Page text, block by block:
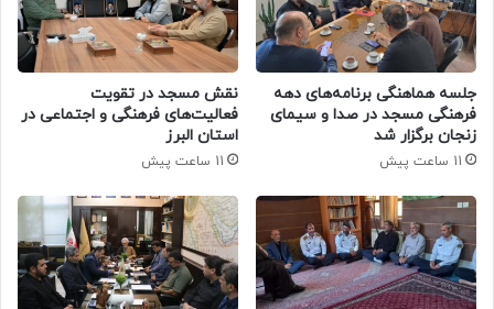
جلسه هماهنگی برنامه‌های دهه
فرهنگی مسجد در صدا و سیمای
زنجان برگزار شد
11 ساعت پیش
نقش مسجد در تقویت
فعالیت‌های فرهنگی و اجتماعی در
استان البرز
11 ساعت پیش